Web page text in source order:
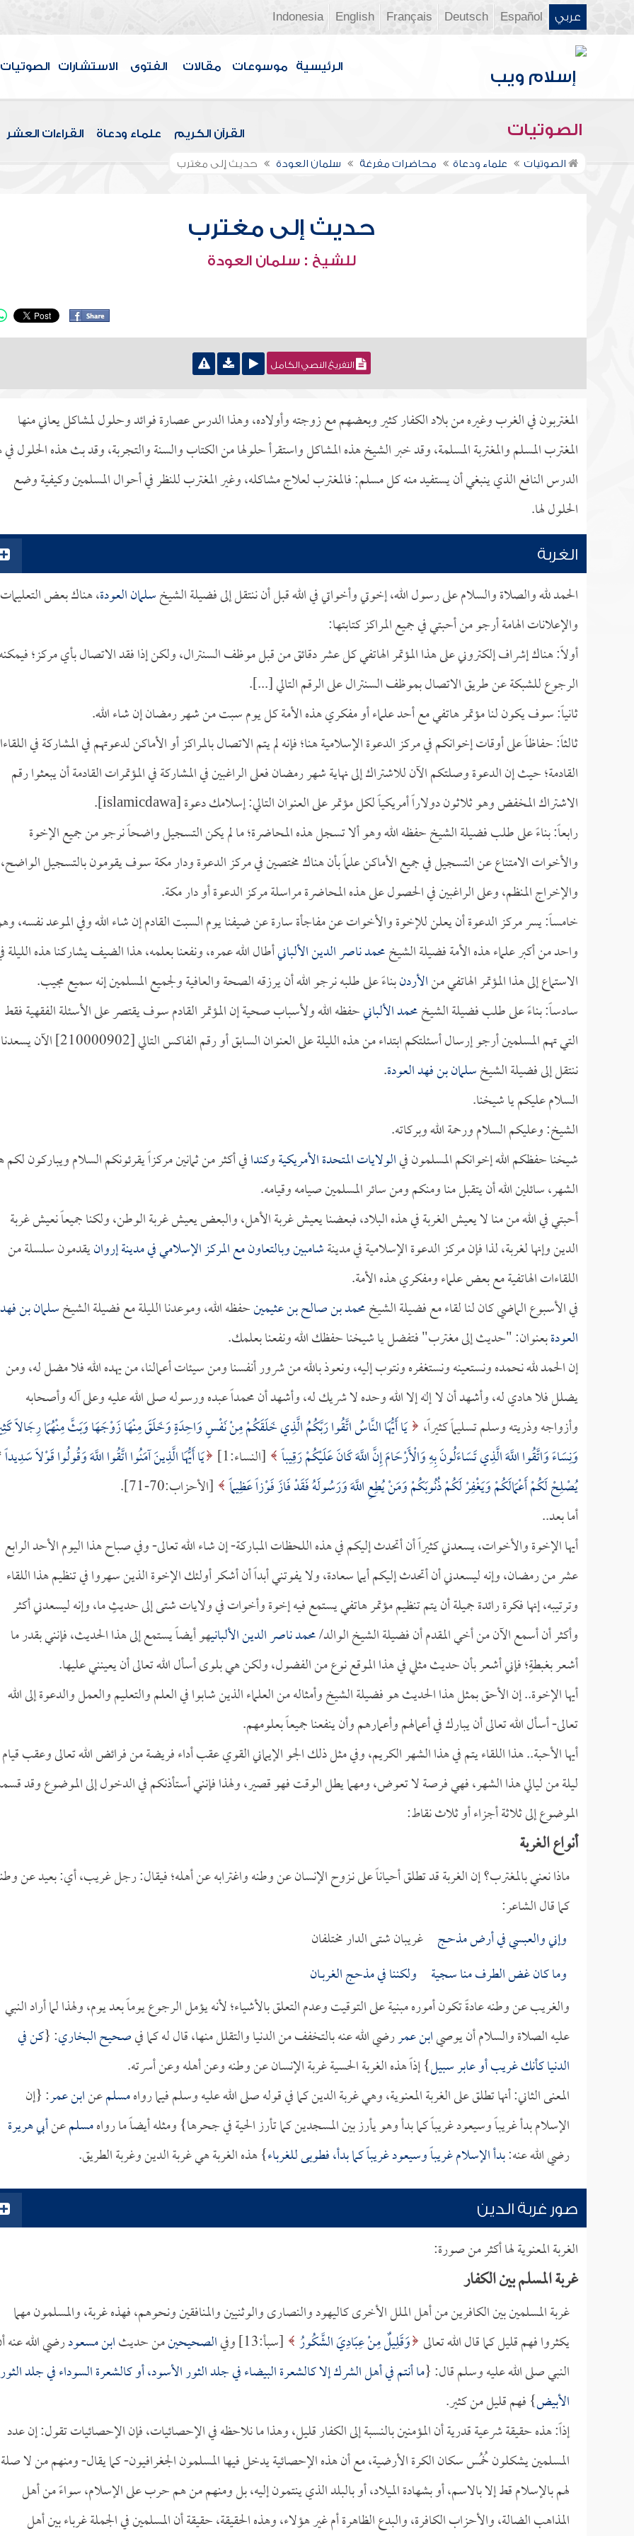
عربي Español
Deutsch
Français
English
Indonesia
الرئيسية موسوعات مقالات الفتوى الاستشارات الصوتيات
الصوتيات القرآن الكريم علماء ودعاة القراءات العشر
الصوتيات علماء ودعاة محاضرات مفرغة سلمان العودة حديث إلى مغترب
حديث إلى مغترب
للشيخ : سلمان العودة
التفريغ النصي الكامل
المغتربون في الغرب وغيره من بلاد الكفار كثير وبعضهم مع زوجته وأولاده، وهذا الدرس عصارة فوائد وحلول لمشاكل يعاني منها
المغترب المسلم والمغتربة المسلمة، وقد خبر الشيخ هذه المشاكل واستقرأ حلولها من الكتاب والسنة والتجربة، وقد بث هذه الحلول
الدرس النافع الذي ينبغي أن يستفيد منه كل مسلم: فالمغترب لعلاج مشاكله، وغير المغترب للنظر في أحوال المسلمين وكيفية وضع
الحلول لها.
الغربة
الحمد لله والصلاة والسلام على رسول الله، إخوتي وأخواتي في الله قبل أن ننتقل إلى فضيلة الشيخسلمان العودة، هناك بعض التعليمات
والإعلانات الهامة أرجو من أحبتي في جميع المراكز كتابتها:
أولاً: هناك إشراف إلكتروني على هذا المؤتمر الهاتفي كل عشر دقائق من قبل موظف السنترال، ولكن إذا فقد الاتصال بأي مركز؛
الرجوع للشبكة عن طريق الاتصال بموظف السنترال على الرقم التالي [...].
ثانياً: سوف يكون لنا مؤتمر هاتفي مع أحد علماء أو مفكري هذه الأمة كل يوم سبت من شهر رمضان إن شاء الله.
ثالثاً: حفاظاً على أوقات إخوانكم في مركز الدعوة الإسلامية هنا؛ فإنه لم يتم الاتصال بالمراكز أو الأماكن لدعوتهم في المشاركة في
القادمة؛ حيث إن الدعوة وصلتكم الآن للاشتراك إلى نهاية شهر رمضان فعلى الراغبين في المشاركة في المؤتمرات القادمة أن يبعثوا رقم
الاشتراك المخفض وهو ثلاثون دولاراً أمريكياً لكل مؤتمر على العنوان التالي: إسلامك دعوة [islamicdawa].
رابعاً: بناءً على طلب فضيلة الشيخ حفظه الله وهو ألا تسجل هذه المحاضرة؛ ما لم يكن التسجيل واضحاً نرجو من جميع الإخوة
والأخوات الامتناع عن التسجيل في جميع الأماكن علماً بأن هناك مختصين في مركز الدعوة ودار مكة سوف يقومون بالتسجيل الواضح،
والإخراج المنظم، وعلى الراغبين في الحصول على هذه المحاضرة مراسلة مركز الدعوة أو دار مكة.
خامساً: يسر مركز الدعوة أن يعلن للإخوة والأخوات عن مفاجأة سارة عن ضيفنا يوم السبت القادم إن شاء الله وفي الموعد نفسه،
واحد من أكبر علماء هذه الأمة فضيلة الشيخمحمد ناصر الدين الألبانيأطال الله عمره، ونفعنا بعلمه، هذا الضيف يشاركنا هذه الليلة
الاستماع إلى هذا المؤتمر الهاتفي منالأردنبناءً على طلبه نرجو الله أن يرزقه الصحة والعافية ولجميع المسلمين إنه سميع مجيب.
سادساً: بناءً على طلب فضيلة الشيخمحمد الألبانيحفظه الله ولأسباب صحية إن المؤتمر القادم سوف يقتصر على الأسئلة الفقهية فقط
التي تهم المسلمين أرجو إرسال أسئلتكم ابتداء من هذه الليلة على العنوان السابق أو رقم الفاكس
ننتقل إلى فضيلة الشيخسلمان بن فهد العودة.
السلام عليكم يا شيخنا.
الشيخ: وعليكم السلام ورحمة الله وبركاته.
شيخنا حفظكم الله إخوانكم المسلمون فيالولايات المتحدة الأمريكيةوكندافي أكثر من ثمانين مركزاً يقرئونكم السلام ويباركون لكم
الشهر، سائلين الله أن يتقبل منا ومنكم ومن سائر المسلمين صيامه وقيامه.
أحبتي في الله من منا لا يعيش الغربة في هذه البلاد، فبعضنا يعيش غربة الأهل، والبعض يعيش غربة الوطن، ولكنا جميعاً نعيش غربة
الدين وإنها لغربة، لذا فإن مركز الدعوة الإسلامية في مدينةشامبينوبالتعاون مع المركز الإسلامي في مدينةإروانيقدمون سلسلة من
اللقاءات الهاتفية مع بعض علماء ومفكري هذه الأمة.
في الأسبوع الماضي كان لنا لقاء مع فضيلة الشيخمحمد بن صالح بن عثيمينحفظه الله، وموعدنا الليلة مع فضيلة الشيخسلمان بن فهد
العودةبعنوان: "حديث إلى مغترب" فتفضل يا شيخنا حفظك الله ونفعنا بعلمك.
إن الحمد لله نحمده ونستعينه ونستغفره ونتوب إليه، ونعوذ بالله من شرور أنفسنا ومن سيئات أعمالنا، من يهده الله فلا مضل له، ومن
يضلل فلا هادي له، وأشهد أن لا إله إلا الله وحده لا شريك له، وأشهد أن محمداً عبده ورسوله صلى الله عليه وعلى آله وأصحابه
وأزواجه وذريته وسلم تسليماً كثيراً، يَا أَيُّهَا النَّاسُ اتَّقُوا رَبَّكُمُ الَّذِي خَلَقَكُمْ مِنْ نَفْسٍ وَاحِدَةٍ وَخَلَقَ مِنْهَا زَوْجَهَا وَبَثَّ مِنْهُمَا رِجَالاً
وَنِسَاءً وَاتَّقُوا اللَّهَ الَّذِي تَسَاءَلُونَ بِهِ وَالْأَرْحَامَ إِنَّ اللَّهَ كَانَ عَلَيْكُمْ رَقِيباً [النساء:1] يَا أَيُّهَا الَّذِينَ آمَنُوا اتَّقُوا اللَّهَ وَقُولُوا قَوْلاً سَدِيداً
يُصْلِحْ لَكُمْ أَعْمَالَكُمْ وَيَغْفِرْ لَكُمْ ذُنُوبَكُمْ وَمَنْ يُطِعِ اللَّهَ وَرَسُولَهُ فَقَدْ فَازَ فَوْزاً عَظِيماً [الأحزاب:70-71].
أما بعد..
أيها الإخوة والأخوات، يسعدني كثيراً أن أتحدث إليكم في هذه اللحظات المباركة- إن شاء الله تعالى- وفي صباح هذا اليوم الأحد الرابع
عشر من رمضان، وإنه ليسعدني أن أتحدث إليكم أيما سعادة، ولا يفوتني أبداً أن أشكر أولئك الإخوة الذين سهروا في تنظيم هذا اللقاء
وترتيبه، إنها فكرة رائدة جميلة أن يتم تنظيم مؤتمر هاتفي يستمع فيه إخوة وأخوات في ولايات شتى إلى حديثٍ ما، وإنه ليسعدني أكثر
وأكثر أن أسمع الآن من أخي المقدم أن فضيلة الشيخ الوالد/محمد ناصر الدين الألبانيهو أيضاً يستمع إلى هذا الحديث، فإنني بقدر ما
أشعر بغبطةٍ؛ فإني أشعر بأن حديث مثلي في هذا الموقع نوع من الفضول، ولكن هي بلوى أسأل الله تعالى أن يعينني عليها.
أيها الإخوة.. إن الأحق بمثل هذا الحديث هو فضيلة الشيخ وأمثاله من العلماء الذين شابوا في العلم والتعليم والعمل والدعوة إلى الله
تعالى- أسأل الله تعالى أن يبارك في أعمالهم وأعمارهم وأن ينفعنا جميعاً بعلومهم.
أيها الأحبة.. هذا اللقاء يتم في هذا الشهر الكريم، وفي مثل ذلك الجو الإيماني القوي عقب أداء فريضة من فرائض الله تعالى وعقب قيام
ليلة من ليالي هذا الشهر، فهي فرصة لا تعوض، ومهما يطل الوقت فهو قصير، ولهذا فإنني أستأذنكم في الدخول إلى الموضوع وقد
الموضوع إلى ثلاثة أجزاء أو ثلاث نقاط:
أنواع الغربة
ماذا نعني بالمغترب؟ إن الغربة قد تطلق أحياناً على نـزوح الإنسان عن وطنه واغترابه عن أهله؛ فيقال: رجل غريب، أي: بعيد عن
كما قال الشاعر:
وإني والعبسي في أرضمذحـج غريبان شتى الدار مختلفان
وما كان غض الطرف منا سجية ولكننا في مذحج الغربــان
والغريب عن وطنه عادةً تكون أموره مبنية على التوقيت وعدم التعلق بالأشياء؛ لأنه يؤمل الرجوع يوماً بعد يوم، ولهذا لما أراد النبي
عليه الصلاة والسلام أن يوصيابن عمررضي الله عنه بالتخفف من الدنيا والتقلل منها، قال له كما فيصحيح البخاري: {كن في
الدنيا كأنك غريب أو عابر سبيل} إذاً هذه الغربة الحسية غربة الإنسان عن وطنه وعن أهله وعن أسرته.
المعنى الثاني: أنها تطلق على الغربة المعنوية، وهي غربة الدين كما في قوله صلى الله عليه وسلم فيما رواهمسلمعنابن عمر: {إن
الإسلام بدأ غريباً وسيعود غريباً كما بدأ وهو يأرز بين المسجدين كما تأرز الحية في جحرها} ومثله أيضاً ما رواهمسلمعنأبي هريرة
رضي الله عنه:بدأ الإسلام غريباً وسيعود غريباً كما بدأ، فطوبى للغرباء} هذه الغربة هي غربة الدين وغربة الطريق.
صور غربة الدين
الغربة المعنوية لها أكثر من صورة:
غربة المسلم بين الكفار
غربة المسلمين بين الكافرين من أهل الملل الأخرى كاليهود والنصارى والوثنيين والمنافقين ونحوهم، فهذه غربة، والمسلمون مهما
يكثروا فهم قليل كما قال الله تعالى وَقَلِيلٌ مِنْ عِبَادِيَ الشَّكُورُ [سبأ:13] وفي الصحيحينمن حديثابن مسعودرضي الله عنه
النبي صلى الله عليه وسلم قال: {ما أنتم في أهل الشرك إلا كالشعرة البيضاء في جلد الثور الأسود، أو كالشعرة السوداء في جلد الثور
الأبيض} فهم قليل من كثير.
إذاً: هذه حقيقة شرعية قدرية أن المؤمنين بالنسبة إلى الكفار قليل، وهذا ما نلاحظه في الإحصائيات، فإن الإحصائيات تقول: إن عدد
المسلمين يشكلون خُمُس سكان الكرة الأرضية، مع أن هذه الإحصائية يدخل فيها المسلمون الجغرافيون- كما يقال- ومنهم من لا صلة
لهم بالإسلام قط إلا بالاسم، أو بشهادة الميلاد، أو بالبلد الذي ينتمون إليه، بل ومنهم من هم حرب على الإسلام، سواءً من أهل
المذاهب الضالة، والأحزاب الكافرة، والبدع الظاهرة أم غير هؤلاء، وهذه الحقيقة، حقيقة أن المسلمين في الجملة غرباء بين أهل